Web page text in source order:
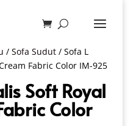
/ Sofa Sudut/ Sofa L
Fabric Color IM-925
Soft Royal
Color